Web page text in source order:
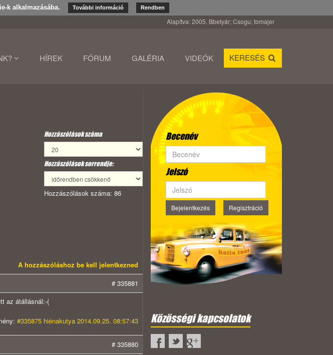
k alkalmazásába. További információ Rendben
Alapítva: 2005. Bbetyár; Csogu; tomajer
HÍREK FÓRUM GALÉRIA VIDEÓK KERESÉS
Hozzászólások száma
Hozzászólások sorrendje:
Hozzászólások száma: 86
A hozzászóláshoz be kell jelentkezned
# 335881
az átállásnál:-(
#335875 hiénakutya 2014.09.25. 08:57:43
# 335880
Becenév
Jelszó
Bejelentkezés Regisztráció
Közösségi kapcsolatok